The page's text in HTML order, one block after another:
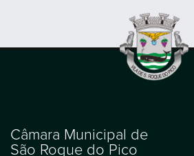
Câmara Municipal de
São Roque do Pico